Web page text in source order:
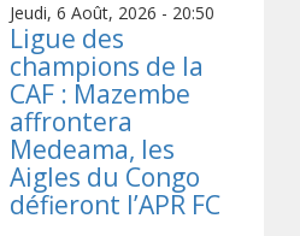
Jeudi, 6 Août, 2026 - 20:50
Ligue des
champions de la
CAF : Mazembe
affrontera
Medeama, les
Aigles du Congo
défieront l’APR FC